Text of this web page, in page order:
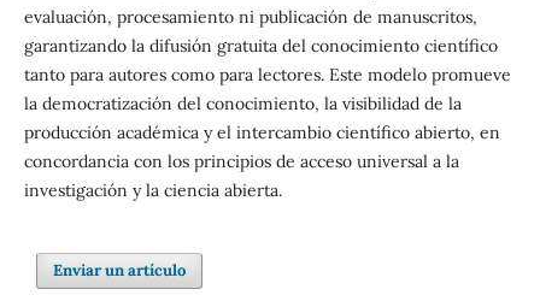
evaluación, procesamiento ni publicación de manuscritos,
garantizando la difusión gratuita del conocimiento científico
tanto para autores como para lectores. Este modelo promueve
la democratización del conocimiento, la visibilidad de la
producción académica y el intercambio científico abierto, en
concordancia con los principios de acceso universal a la
investigación y la ciencia abierta.
Enviar un artículo